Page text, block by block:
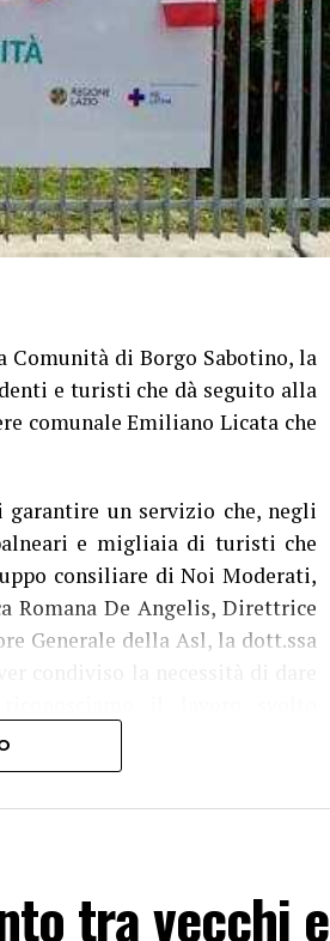
Comunità di Borgo Sabotino, la
e turisti che dà seguito alla
comunale Emiliano Licata che
un servizio che, negli
e migliaia di turisti che
consiliare di Noi Moderati,
Romana De Angelis, Direttrice
Generale della Asl, la dott.ssa
che, grazie all’impegno e alla
metterà a disposizione
Il progetto – aggiunge il dott.
17, nei locali della Casa della
tra vecchi e